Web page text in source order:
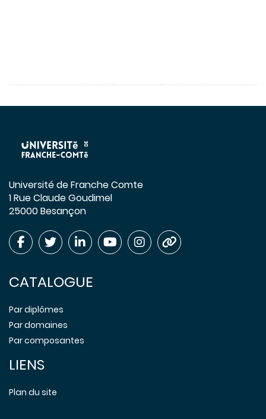
Université de Franche Comte
1 Rue Claude Goudimel
25000 Besançon
CATALOGUE
Par diplômes
Par domaines
Par composantes
LIENS
Plan du site